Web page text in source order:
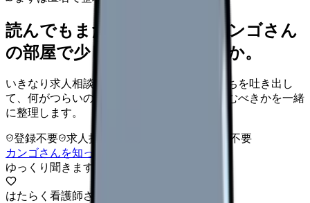
読んでもまだ苦しいなら、カンゴさん
の部屋で少し話してみませんか。
いきなり求人相談には進みません。今の気持ちを吐き出し
て、何がつらいのか、辞めるべきか、少し休むべきかを一緒
に整理します。
登録不要 求人押し売りなし
病院名は入力不要
カンゴさんを知ってから相談する
ゆっくり聞きます
はたらく看護師さん 求人